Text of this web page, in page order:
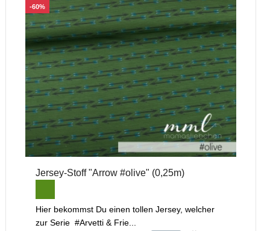
-60%
Jersey-Stoff "Arrow #olive" (0,25m)
Hier bekommst Du einen tollen Jersey, welcher
zur Serie #Arvetti & Frie...